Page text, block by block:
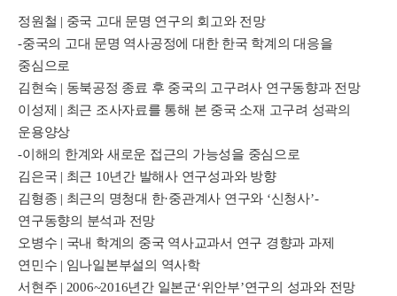
정원철 | 중국 고대 문명 연구의 회고와 전망
-중국의 고대 문명 역사공정에 대한 한국 학계의 대응을
중심으로
김현숙 | 동북공정 종료 후 중국의 고구려사 연구동향과 전망
이성제 | 최근 조사자료를 통해 본 중국 소재 고구려 성곽의
운용양상
-이해의 한계와 새로운 접근의 가능성을 중심으로
김은국 | 최근 10년간 발해사 연구성과와 방향
김형종 | 최근의 명청대 한·중관계사 연구와 ‘신청사’-
연구동향의 분석과 전망
오병수 | 국내 학계의 중국 역사교과서 연구 경향과 과제
연민수 | 임나일본부설의 역사학
서현주 | 2006~2016년간 일본군‘위안부’연구의 성과와 전망